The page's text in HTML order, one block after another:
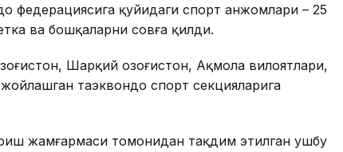
федерациясига қуйидаги спорт анжомлари – 25
ва бошқаларни совға қилди.
Шарқий Қозоғистон, Ақмола вилоятлари,
таэквондо спорт секцияларига
жамғармаси томонидан тақдим этилган ушбу